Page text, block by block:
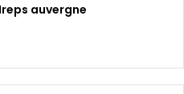
Ireps auvergne